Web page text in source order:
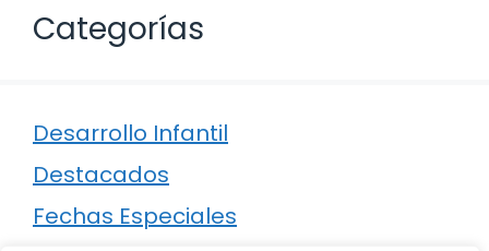
Categorías
Desarrollo Infantil
Destacados
Fechas Especiales